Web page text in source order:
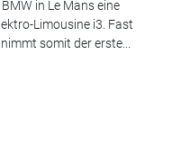
in Le Mans eine
Limousine i3. Fast
somit der erste...